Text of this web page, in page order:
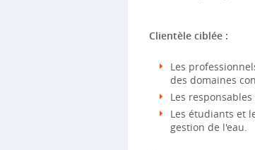
Clientèle ciblée :
Les
des domaines
Les
Les étudiants et
gestion de l'eau.